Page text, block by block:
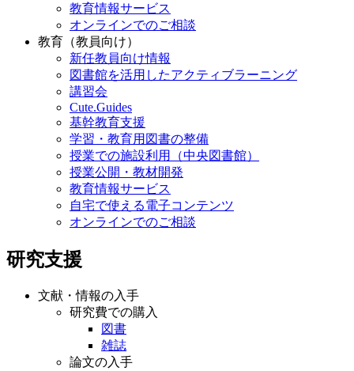
教育情報サービス
オンラインでのご相談
教育（教員向け）
新任教員向け情報
図書館を活用したアクティブラーニング
講習会
Cute.Guides
基幹教育支援
学習・教育用図書の整備
授業での施設利用（中央図書館）
授業公開・教材開発
教育情報サービス
自宅で使える電子コンテンツ
オンラインでのご相談
研究支援
文献・情報の入手
研究費での購入
図書
雑誌
論文の入手